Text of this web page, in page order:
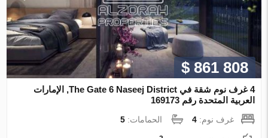
$ 861 808
4 غرف نوم شقة في The Gate 6 Naseej District, الإمارات
العربية المتحدة رقم 169173
غرف نوم:4 الحمامات:5